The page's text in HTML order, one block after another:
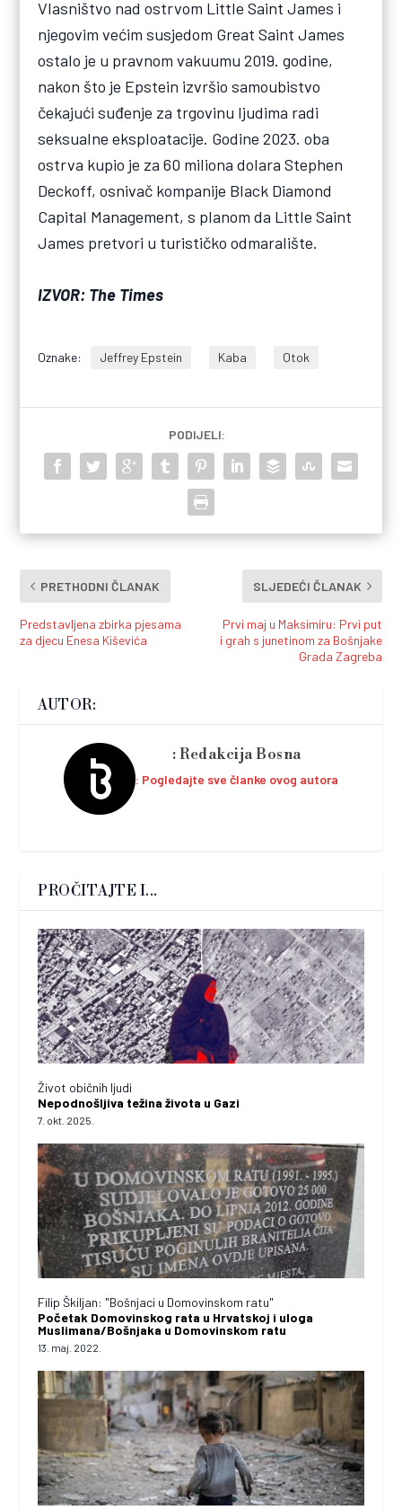
Vlasništvo nad ostrvom Little Saint James i
njegovim većim susjedom Great Saint James
ostalo je u pravnom vakuumu 2019. godine,
nakon što je Epstein izvršio samoubistvo
čekajući suđenje za trgovinu ljudima radi
seksualne eksploatacije. Godine 2023. oba
ostrva kupio je za 60 miliona dolara Stephen
Deckoff, osnivač kompanije Black Diamond
Capital Management, s planom da Little Saint
James pretvori u turističko odmaralište.
IZVOR: The Times
Oznake: Jeffrey Epstein Kaba Otok
PODIJELI:
PRETHODNI ČLANAK
Predstavljena zbirka pjesama
za djecu Enesa Kiševića
SLJEDEĆI ČLANAK
Prvi maj u Maksimiru: Prvi put
i grah s junetinom za Bošnjake
Grada Zagreba
AUTOR:
Redakcija Bosna
Pogledajte sve članke ovog autora
PROČITAJTE I...
Život običnih ljudi
Nepodnošljiva težina života u Gazi
7. okt. 2025.
Filip Škiljan: "Bošnjaci u Domovinskom ratu"
Početak Domovinskog rata u Hrvatskoj i uloga
Muslimana/Bošnjaka u Domovinskom ratu
13. maj. 2022.